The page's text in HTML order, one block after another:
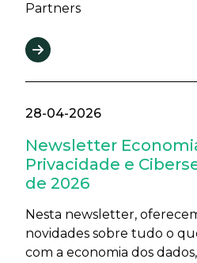
Partners
28-04-2026
Newsletter
Privacidade e
de 2026
Nesta newsletter,
novidades sobre tudo o
com a economia dos